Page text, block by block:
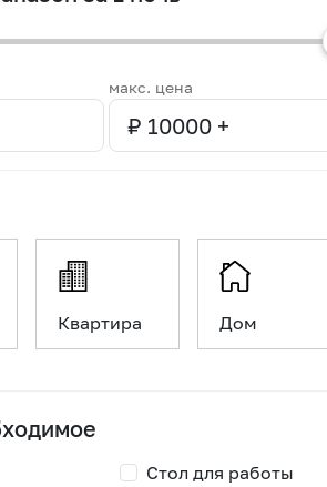
макс. цена
Квартира Дом
Стол для работы